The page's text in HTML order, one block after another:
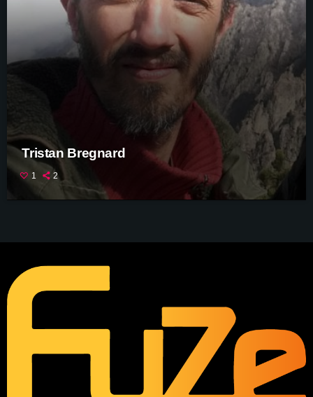
Tristan Bregnard
1 2